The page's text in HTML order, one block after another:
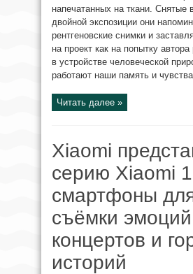
напечатанных на ткани. Снятые
двойной экспозиции они
рентгеновские снимки и
на проект как на попытку автора
в устройстве человеческой
работают наши память и
Читать далее »
Xiaomi
серию Xiaomi
смартфоны
съёмки
концертов и
историй